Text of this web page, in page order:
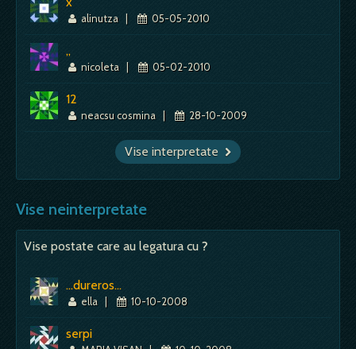
alinutza | 05-05-2010
,,
nicoleta | 05-02-2010
12
neacsu cosmina | 28-10-2009
Vise interpretate
Vise neinterpretate
Vise postate care au legatura cu ?
...dureros...
ella | 10-10-2008
serpi